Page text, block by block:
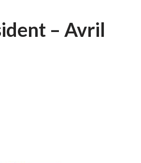
– Avril